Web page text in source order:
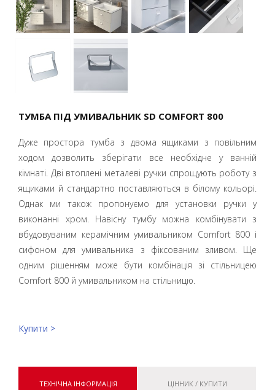
ТУМБА ПІД УМИВАЛЬНИК SD COMFORT 800
Дуже простора тумба з двома ящиками з повільним
ходом дозволить зберігати все необхідне у ванній
кімнаті. Дві втоплені металеві ручки спрощують роботу з
ящиками й стандартно поставляються в білому кольорі.
Однак ми також пропонуємо для установки ручки у
виконанні хром. Навісну тумбу можна комбінувати з
вбудовуваним керамічним умивальником Comfort 800 і
сифоном для умивальника з фіксованим зливом. Ще
одним рішенням може бути комбінація зі стільницею
Comfort 800 й умивальником на стільницю.
Купити >
ТЕХНІЧНА ІНФОРМАЦІЯ ЦІННИК / КУПИТИ